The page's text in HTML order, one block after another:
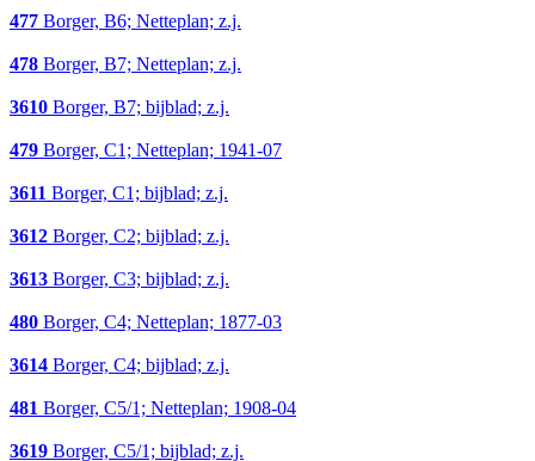
477 Borger, B6; Netteplan; z.j.
478 Borger, B7; Netteplan; z.j.
3610 Borger, B7; bijblad; z.j.
479 Borger, C1; Netteplan; 1941-07
3611 Borger, C1; bijblad; z.j.
3612 Borger, C2; bijblad; z.j.
3613 Borger, C3; bijblad; z.j.
480 Borger, C4; Netteplan; 1877-03
3614 Borger, C4; bijblad; z.j.
481 Borger, C5/1; Netteplan; 1908-04
3619 Borger, C5/1; bijblad; z.j.